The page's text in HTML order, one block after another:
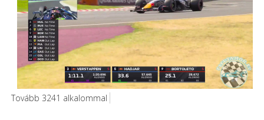
Tovább 3241 alkalommal